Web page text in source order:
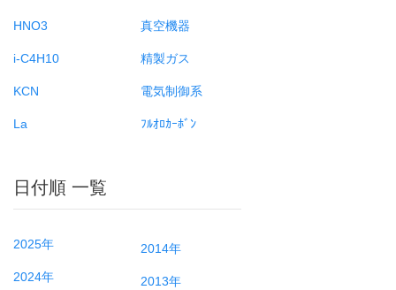
HNO3
i-C4H10
KCN
La
真空機器
精製ガス
電気制御系
ﾌﾙｵﾛｶｰﾎﾞﾝ
日付順 一覧
2025年
2024年
2014年
2013年